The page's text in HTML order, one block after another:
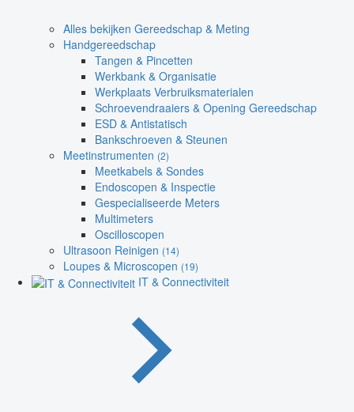
Alles bekijken Gereedschap & Meting
Handgereedschap
Tangen & Pincetten
Werkbank & Organisatie
Werkplaats Verbruiksmaterialen
Schroevendraaiers & Opening Gereedschap
ESD & Antistatisch
Bankschroeven & Steunen
Meetinstrumenten (2)
Meetkabels & Sondes
Endoscopen & Inspectie
Gespecialiseerde Meters
Multimeters
Oscilloscopen
Ultrasoon Reinigen (14)
Loupes & Microscopen (19)
IT & Connectiviteit